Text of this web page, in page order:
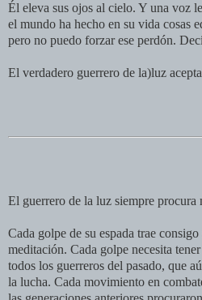
Él eleva sus ojos al cielo. Y una voz
el mundo ha hecho en su vida cosas
pero no puedo forzar ese perdón.
El verdadero guerrero de la)luz
El guerrero de la luz siempre procura
Cada golpe de su espada trae
meditación. Cada golpe necesita
todos los guerreros del pasado, que
la lucha. Cada movimiento en